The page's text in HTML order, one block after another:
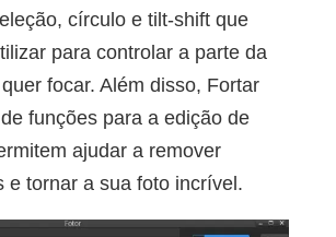
círculo e tilt-shift que
para controlar a parte da
focar. Além disso, Fortar
funções para a edição de
ajudar a remover
e tornar a sua foto incrível.